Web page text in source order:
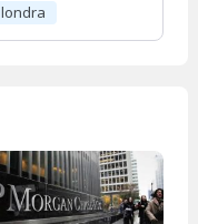
londra